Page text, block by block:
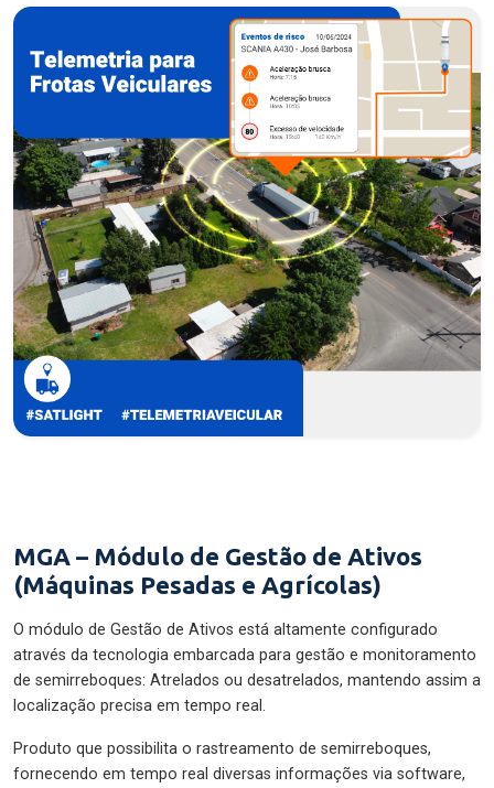
MGA – Módulo de Gestão de Ativos
(Máquinas Pesadas e Agrícolas)
O módulo de Gestão de Ativos está altamente configurado
através da tecnologia embarcada para gestão e monitoramento
de semirreboques: Atrelados ou desatrelados, mantendo assim a
localização precisa em tempo real.
Produto que possibilita o rastreamento de semirreboques,
fornecendo em tempo real diversas informações via software,